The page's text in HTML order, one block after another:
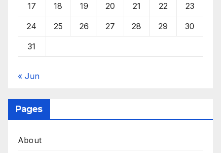
17 18 19 20 21 22 23
24 25 26 27 28 29 30
31
« Jun
Pages
About